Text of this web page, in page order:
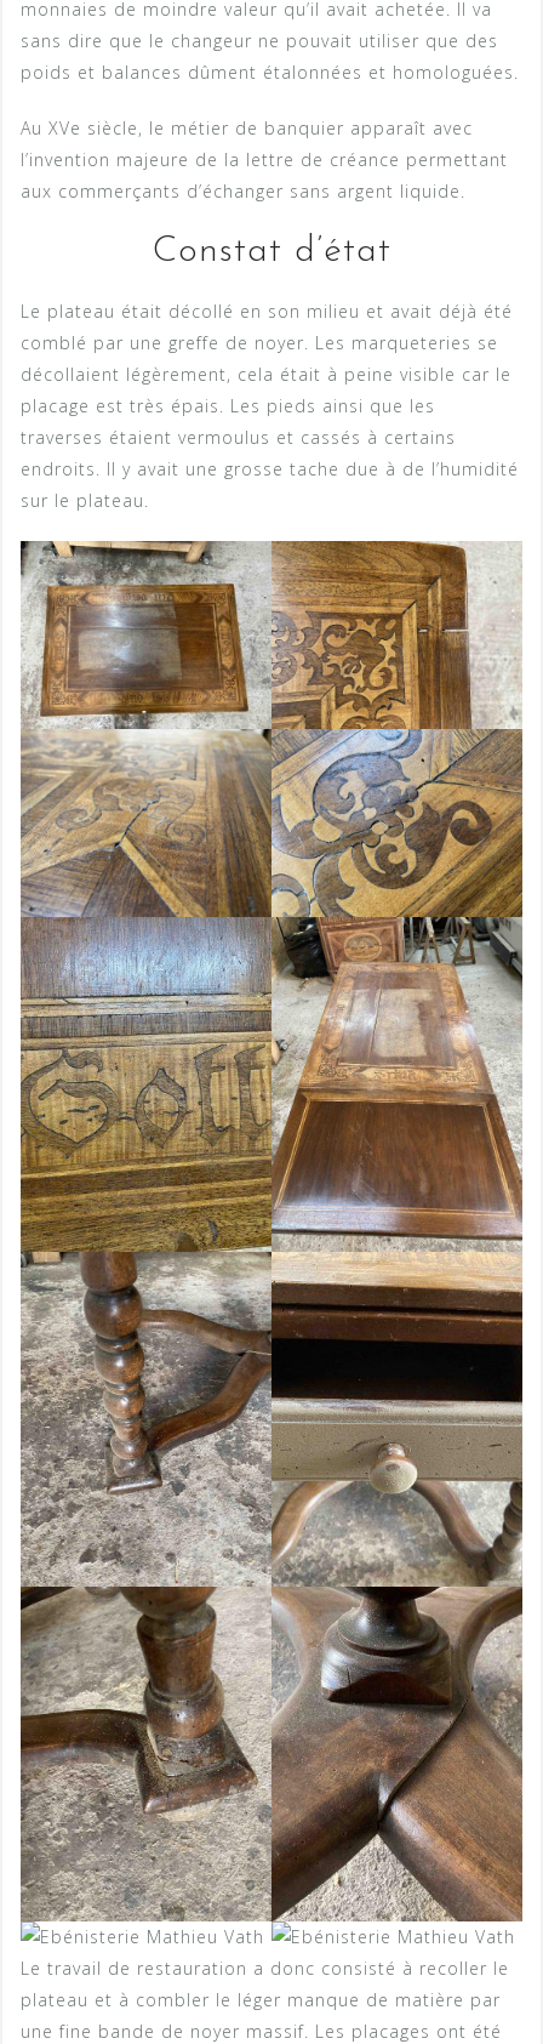
monnaies de moindre valeur qu’il avait achetée. Il va
sans dire que le changeur ne pouvait utiliser que des
poids et balances dûment étalonnées et homologuées.
Au XVe siècle, le métier de banquier apparaît avec
l’invention majeure de la lettre de créance permettant
aux commerçants d’échanger sans argent liquide.
Constat d’état
Le plateau était décollé en son milieu et avait déjà été
comblé par une greffe de noyer. Les marqueteries se
décollaient légèrement, cela était à peine visible car le
placage est très épais. Les pieds ainsi que les
traverses étaient vermoulus et cassés à certains
endroits. Il y avait une grosse tache due à de l’humidité
sur le plateau.
Le travail de restauration a donc consisté à recoller le
plateau et à combler le léger manque de matière par
une fine bande de noyer massif. Les placages ont été